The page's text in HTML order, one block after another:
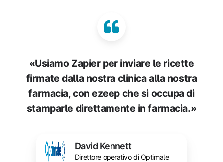
«Usiamo Zapier per inviare le ricette
firmate dalla nostra clinica alla nostra
farmacia, con ezeep che si occupa di
stamparle direttamente in farmacia.»
David Kennett
Direttore operativo di Optimale